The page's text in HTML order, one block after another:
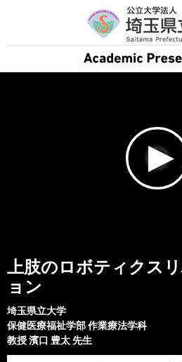
上肢のロボティクス
ョン
埼玉県立大学
保健医療福祉学部作業療法学科
教授濱口 豊太先生